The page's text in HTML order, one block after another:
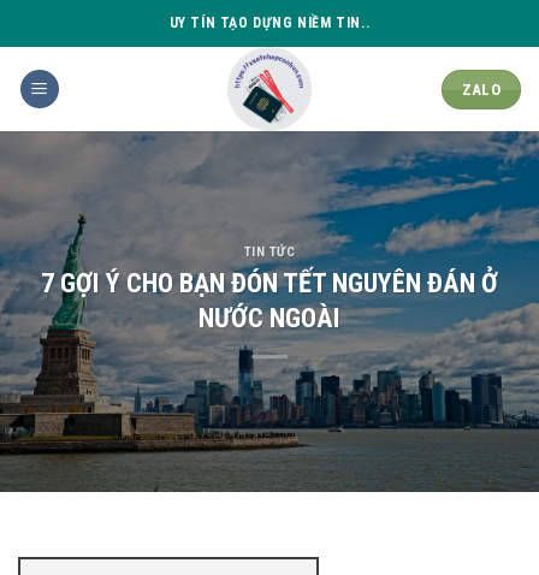
to
content
UY TÍN TẠO DỰNG NIỀM TIN..
ZALO
TIN TỨC
7 GỢI Ý CHO BẠN ĐÓN TẾT NGUYÊN ĐÁN Ở
NƯỚC NGOÀI